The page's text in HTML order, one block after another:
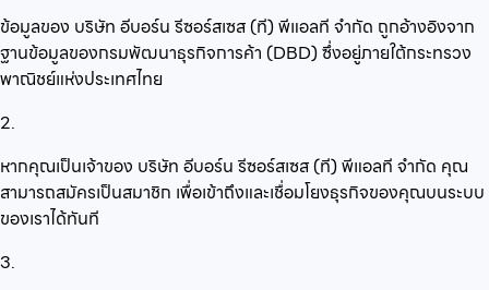
ข้อมูลของ บริษัท อีบอร์น รีซอร์สเซส (ที) พีแอลที จำกัด ถูกอ้างอิงจาก
ฐานข้อมูลของกรมพัฒนาธุรกิจการค้า (DBD) ซึ่งอยู่ภายใต้กระทรวง
พาณิชย์แห่งประเทศไทย
2.
หากคุณเป็นเจ้าของ บริษัท อีบอร์น รีซอร์สเซส (ที) พีแอลที จำกัด คุณ
สามารถสมัครเป็นสมาชิก เพื่อเข้าถึงและเชื่อมโยงธุรกิจของคุณบนระบบ
ของเราได้ทันที
3.